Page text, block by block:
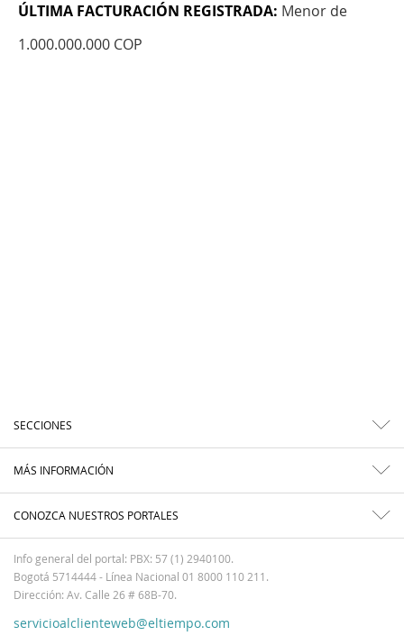
ÚLTIMA FACTURACIÓN REGISTRADA: Menor de
1.000.000.000 COP
SECCIONES
MÁS INFORMACIÓN
CONOZCA NUESTROS PORTALES
Info general del portal: PBX: 57 (1) 2940100.
Bogotá 5714444 - Línea Nacional 01 8000 110 211.
Dirección: Av. Calle 26 # 68B-70.
servicioalclienteweb@eltiempo.com